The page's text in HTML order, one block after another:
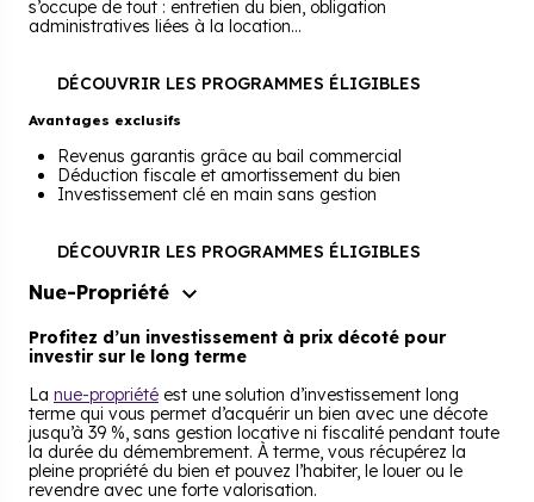
s’occupe de tout : entretien du bien, obligation
administratives liées à la location...
DÉCOUVRIR LES PROGRAMMES ÉLIGIBLES
Avantages exclusifs
Revenus garantis grâce au bail commercial
Déduction fiscale et amortissement du bien
Investissement clé en main sans gestion
DÉCOUVRIR LES PROGRAMMES ÉLIGIBLES
Nue-Propriété
Profitez d’un investissement à prix décoté pour
investir sur le long terme
La nue-propriété est une solution d’investissement long
terme qui vous permet d’acquérir un bien avec une décote
jusqu’à 39 %, sans gestion locative ni fiscalité pendant toute
la durée du démembrement. À terme, vous récupérez la
pleine propriété du bien et pouvez l’habiter, le louer ou le
revendre avec une forte valorisation.